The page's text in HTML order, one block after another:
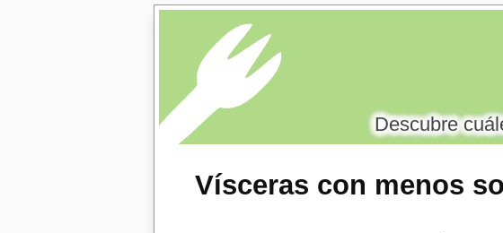
Vísceras con menos
Descubre